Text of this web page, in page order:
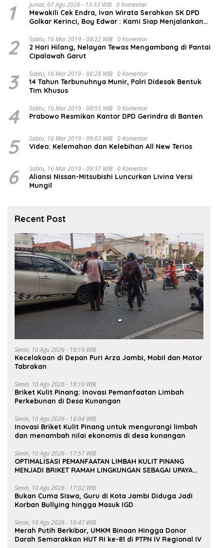
1 Jumat, 07 Agu 2026 - 15:33 WIB 0 Komentar
Mewakili Cek Endra, Ivan Wirata Serahkan SK DPD
Golkar Kerinci, Boy Edwar : Kami Siap Menjalankan
2 Sabtu, 16 Mar 2019 - 08:22 WIB 0 Komentar
2 Hari Hilang, Nelayan Tewas Mengambang di Pantai
Cipalawah Garut
3 Sabtu, 16 Mar 2019 - 08:28 WIB 0 Komentar
14 Tahun Terbunuhnya Munir, Polri Didesak Bentuk
Tim Khusus
4 Sabtu, 16 Mar 2019 - 08:55 WIB 0 Komentar
Prabowo Resmikan Kantor DPD Gerindra di Banten
5 Sabtu, 16 Mar 2019 - 09:03 WIB 0 Komentar
Video: Kelemahan dan Kelebihan All New Terios
6 Sabtu, 16 Mar 2019 - 09:37 WIB 0 Komentar
Aliansi Nissan-Mitsubishi Luncurkan Livina Versi
Mungil
Recent Post
Senin, 10 Agu 2026 - 18:19 WIB
Kecelakaan di Depan Puri Arza Jambi, Mobil dan Motor
Tabrakan
Senin, 10 Agu 2026 - 18:10 WIB
Briket Kulit Pinang: Inovasi Pemanfaatan Limbah
Perkebunan di Desa Kunangan
Senin, 10 Agu 2026 - 18:04 WIB
Inovasi Briket Kulit Pinang untuk mengurangi limbah
dan menambah nilai ekonomis di desa kunangan
Senin, 10 Agu 2026 - 17:57 WIB
OPTIMALISASI PEMANFAATAN LIMBAH KULIT PINANG
MENJADI BRIKET RAMAH LINGKUNGAN SEBAGAI UPAYA
KUNANGAN
Senin, 10 Agu 2026 - 17:02 WIB
Bukan Cuma Siswa, Guru di Kota Jambi Diduga Jadi
Korban Bullying hingga Masuk IGD
Senin, 10 Agu 2026 - 10:47 WIB
Merah Putih Berkibar, UMKM Binaan Hingga Donor
Darah Semarakkan HUT RI ke-81 di PTPN IV Regional IV